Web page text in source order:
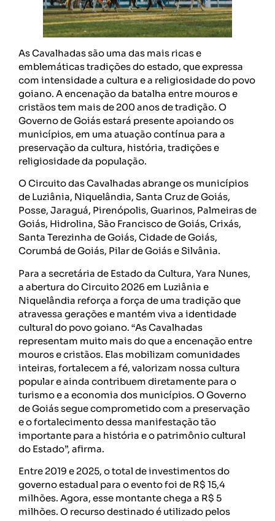
As Cavalhadas são uma das mais ricas e
emblemáticas tradições do estado, que expressa
com intensidade a cultura e a religiosidade do povo
goiano. A encenação da batalha entre mouros e
cristãos tem mais de 200 anos de tradição. O
Governo de Goiás estará presente apoiando os
municípios, em uma atuação contínua para a
preservação da cultura, história, tradições e
religiosidade da população.
O Circuito das Cavalhadas abrange os municípios
de Luziânia, Niquelândia, Santa Cruz de Goiás,
Posse, Jaraguá, Pirenópolis, Guarinos, Palmeiras de
Goiás, Hidrolina, São Francisco de Goiás, Crixás,
Santa Terezinha de Goiás, Cidade de Goiás,
Corumbá de Goiás, Pilar de Goiás e Silvânia.
Para a secretária de Estado da Cultura, Yara Nunes,
a abertura do Circuito 2026 em Luziânia e
Niquelândia reforça a força de uma tradição que
atravessa gerações e mantém viva a identidade
cultural do povo goiano. “As Cavalhadas
representam muito mais do que a encenação entre
mouros e cristãos. Elas mobilizam comunidades
inteiras, fortalecem a fé, valorizam nossa cultura
popular e ainda contribuem diretamente para o
turismo e a economia dos municípios. O Governo
de Goiás segue comprometido com a preservação
e o fortalecimento dessa manifestação tão
importante para a história e o patrimônio cultural
do Estado”, afirma.
Entre 2019 e 2025, o total de investimentos do
governo estadual para o evento foi de R$ 15,4
milhões. Agora, esse montante chega a R$ 5
milhões. O recurso destinado é utilizado pelos